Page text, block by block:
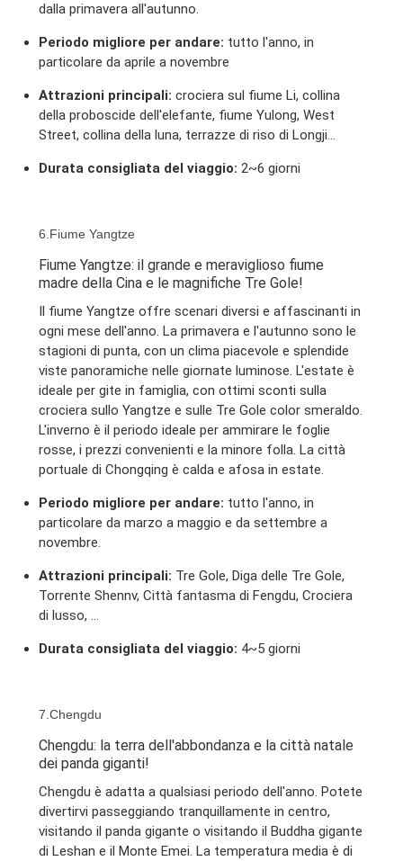
dalla primavera all'autunno.
Periodo migliore per andare: tutto l'anno, in
particolare da aprile a novembre
Attrazioni principali: crociera sul fiume Li, collina
della proboscide dell'elefante, fiume Yulong, West
Street, collina della luna, terrazze di riso di Longji...
Durata consigliata del viaggio: 2~6 giorni
6.Fiume Yangtze
Fiume Yangtze: il grande e meraviglioso fiume
madre della Cina e le magnifiche Tre Gole!
Il fiume Yangtze offre scenari diversi e affascinanti in
ogni mese dell'anno. La primavera e l'autunno sono le
stagioni di punta, con un clima piacevole e splendide
viste panoramiche nelle giornate luminose. L'estate è
ideale per gite in famiglia, con ottimi sconti sulla
crociera sullo Yangtze e sulle Tre Gole color smeraldo.
L'inverno è il periodo ideale per ammirare le foglie
rosse, i prezzi convenienti e la minore folla. La città
portuale di Chongqing è calda e afosa in estate.
Periodo migliore per andare: tutto l'anno, in
particolare da marzo a maggio e da settembre a
novembre.
Attrazioni principali: Tre Gole, Diga delle Tre Gole,
Torrente Shennv, Città fantasma di Fengdu, Crociera
di lusso, ...
Durata consigliata del viaggio: 4~5 giorni
7.Chengdu
Chengdu: la terra dell'abbondanza e la città natale
dei panda giganti!
Chengdu è adatta a qualsiasi periodo dell'anno. Potete
divertirvi passeggiando tranquillamente in centro,
visitando il panda gigante o visitando il Buddha gigante
di Leshan e il Monte Emei. La temperatura media è di